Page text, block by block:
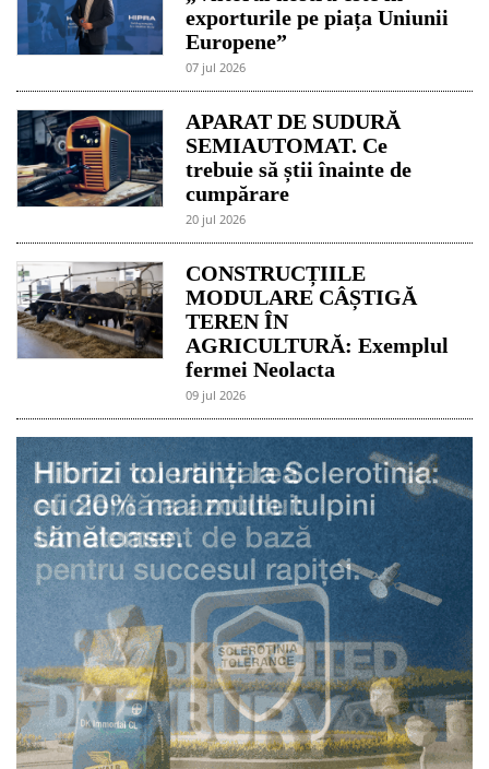
exporturile pe piața Uniunii
Europene”
07 jul 2026
APARAT DE SUDURĂ
SEMIAUTOMAT. Ce
trebuie să știi înainte de
cumpărare
20 jul 2026
CONSTRUCȚIILE
MODULARE CÂȘTIGĂ
TEREN ÎN
AGRICULTURĂ: Exemplul
fermei Neolacta
09 jul 2026